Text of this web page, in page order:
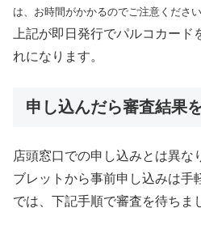
は、お時間がかかるのでご注意ください
上記が即日発行でパルコカード
れになります。
申し込んだら審査結果
店頭窓口での申し込みとは異な
ブレットから事前申し込みは手
では、下記手順で審査を待ちま